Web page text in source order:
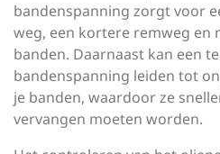
bandenspanning zorgt voor
weg, een kortere remweg en
banden. Daarnaast kan een
bandenspanning leiden tot
je banden, waardoor ze
vervangen moeten worden.